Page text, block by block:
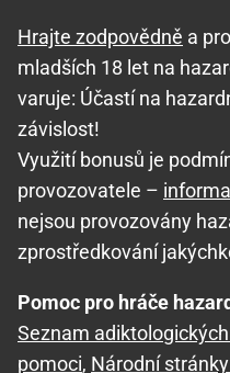
Hrajte zodpovědně a
mladších 18 let na
varuje: Účastí na
závislost!
Využití bonusů je
provozovatele –
nejsou provozovány
zprostředkování
Pomoc pro hráče
Seznam
pomoci, Národní